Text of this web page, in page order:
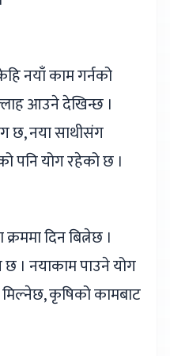
नयाँ काम गर्नको
आउने देखिन्छ ।
छ, नया साथीसंग
पनि योग रहेको छ ।
दिन बित्नेछ ।
। नयाकाम पाउने योग
कृषिको कामबाट